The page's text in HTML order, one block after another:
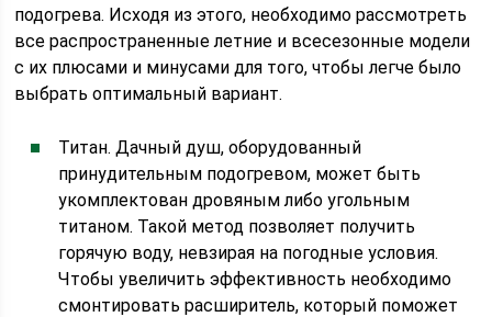
подогрева. Исходя из этого, необходимо рассмотреть
все распространенные летние и всесезонные модели
с их плюсами и минусами для того, чтобы легче было
выбрать оптимальный вариант.
Титан. Дачный душ, оборудованный
принудительным подогревом, может быть
укомплектован дровяным либо угольным
титаном. Такой метод позволяет получить
горячую воду, невзирая на погодные условия.
Чтобы увеличить эффективность необходимо
смонтировать расширитель, который поможет